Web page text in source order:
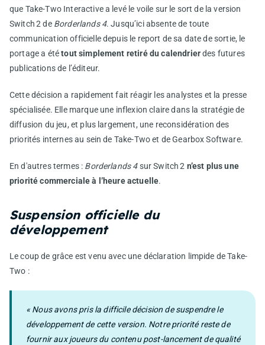
que Take-Two Interactive a levé le voile sur le sort de la version
Switch 2 de Borderlands 4. Jusqu’ici absente de toute
communication officielle depuis le report de sa date de sortie, le
portage a ététout simplement retiré du calendrierdes futures
publications de l’éditeur.
Cette décision a rapidement fait réagir les analystes et la presse
spécialisée. Elle marque une inflexion claire dans la stratégie de
diffusion du jeu, et plus largement, une reconsidération des
priorités internes au sein de Take-Two et de Gearbox Software.
En d'autres termes : Borderlands 4sur Switch 2 n’est plus une
priorité commerciale à l’heure actuelle.
Suspension officielle du
développement
Le coup de grâce est venu avec une déclaration limpide de Take-
Two :
« Nous avons pris la difficile décision de suspendre le
développement de cette version. Notre priorité reste de
fournir aux joueurs du contenu post-lancement de qualité